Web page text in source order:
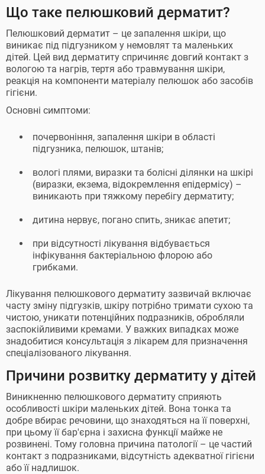
Що таке пелюшковий дерматит?
Пелюшковий дерматит – це запалення шкіри, що
виникає під підгузником у немовлят та маленьких
дітей. Цей вид дерматиту спричиняє довгий контакт з
вологою та нагрів, тертя або травмування шкіри,
реакція на компоненти матеріалу пелюшок або засобів
гігієни.
Основні симптоми:
почервоніння, запалення шкіри в області
підгузника, пелюшок, штанів;
вологі плями, виразки та болісні ділянки на шкірі
(виразки, екзема, відокремлення епідермісу) –
виникають при тяжкому перебігу дерматиту;
дитина нервує, погано спить, зникає апетит;
при відсутності лікування відбувається
інфікування бактеріальною флорою або
грибками.
Лікування пелюшкового дерматиту зазвичай включає
часту зміну підгузків, шкіру потрібно тримати сухою та
чистою, уникати потенційних подразників, обробляли
заспокійливими кремами. У важких випадках може
знадобитися консультація з лікарем для призначення
спеціалізованого лікування.
Причини розвитку дерматиту у дітей
Виникненню пелюшкового дерматиту сприяють
особливості шкіри маленьких дітей. Вона тонка та
добре вбирає речовини, що знаходяться на її поверхні,
при цьому її бар'єрна і захисна функції майже не
розвинені. Тому головна причина патології – це частий
контакт з подразниками, відсутність адекватної гігієни
або її надлишок.